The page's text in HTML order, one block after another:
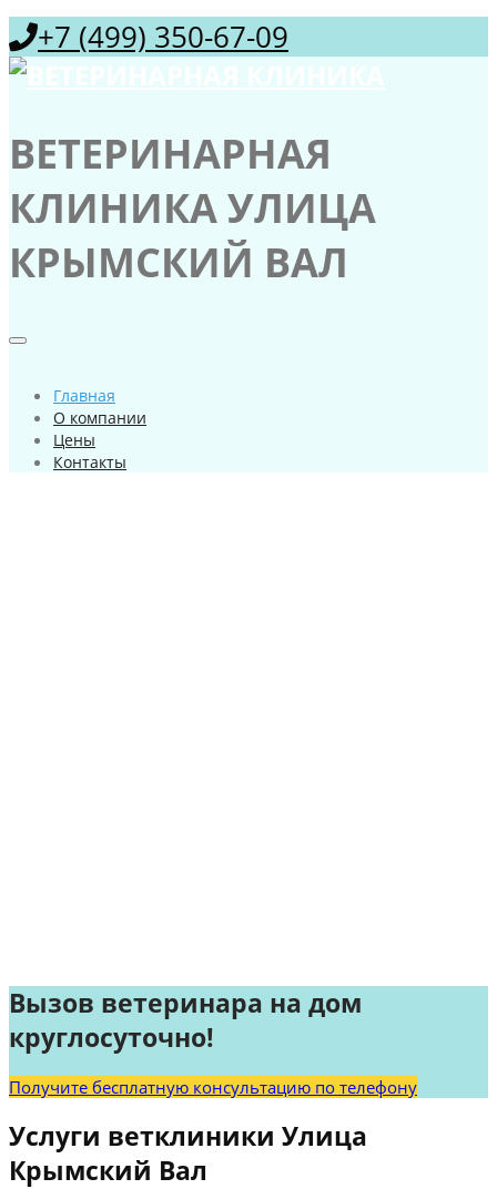
+7 (499) 350-67-09
ВЕТЕРИНАРНАЯ
КЛИНИКА УЛИЦА
КРЫМСКИЙ ВАЛ
Главная
О компании
Цены
Контакты
Вызов ветеринара на дом
круглосуточно!
Получите бесплатную консультацию по телефону
Услуги ветклиники Улица
Крымский Вал